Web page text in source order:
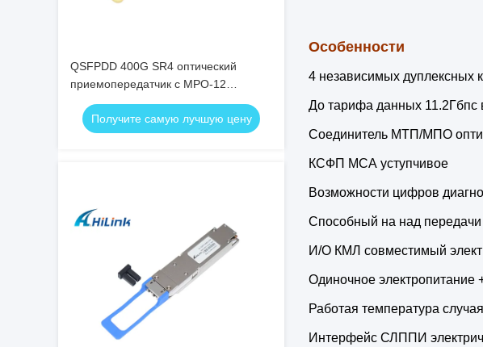
QSFPDD 400G SR4 оптический
приемопередатчик с MPO-12
соединителем для передачи на 100
Получите самую лучшую цену
Особенности
4 независимых дуплексных
До тарифа данных 11.2Гбпс
Соединитель МТП/МПО
КСФП МСА уступчивое
Возможности цифров
Способный на над
И/О КМЛ совместимый
Одиночное электропитание
Работая температура
Интерфейс СЛППИ